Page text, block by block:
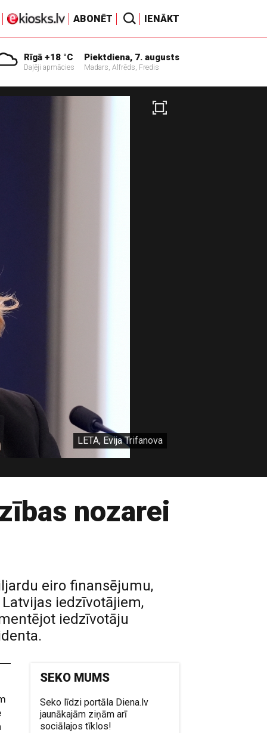
ABONĒT IENĀKT
Rīgā +18 °C
Daļēji apmācies
Piektdiena, 7. augusts
Madars, Alfrēds, Fredis
LETA, Evija Trifanova
nozarei
eiro finansējumu,
iedzīvotājiem,
iedzīvotāju
SEKO MUMS
Seko līdzi portāla Diena.lv
jaunākajām ziņām arī
sociālajos tīklos!